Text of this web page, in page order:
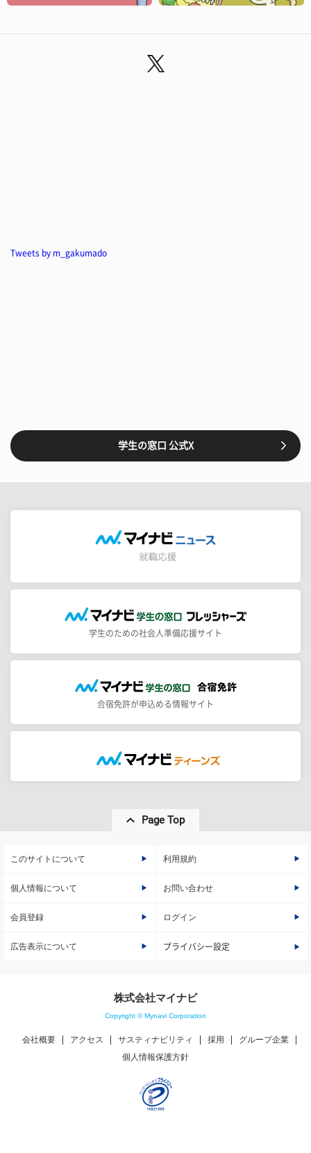
Tweets by m_gakumado
学生の窓口 公式X
学生のための社会人準備応援サイト
合宿免許が申込める情報サイト
Page Top
このサイトについて 利用規約
個人情報について お問い合わせ
会員登録 ログイン
広告表示について プライバシー設定
株式会社マイナビ
Copyright © Mynavi Corporation
会社概要 アクセス サスティナビリティ 採用
グループ企業
個人情報保護方針